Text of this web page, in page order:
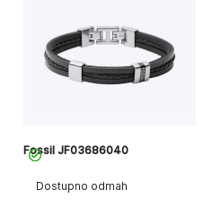
Dostupno odmah
Fossil JF03686040